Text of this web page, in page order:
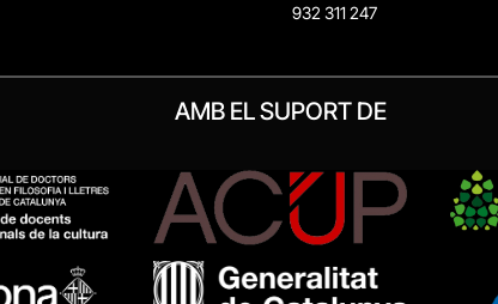
932 311 247
AMB EL SUPORT DE